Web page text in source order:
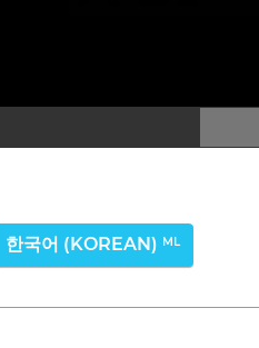
한국어 (KOREAN) ML